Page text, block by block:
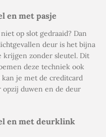
en met pasje
op slot gedraaid? Dan
deur is het bijna
krijgen zonder sleutel. Dit
deze techniek ook
kan je met de creditcard
opzij duwen en de deur
en met deurklink